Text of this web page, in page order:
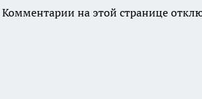
Комментарии на этой странице